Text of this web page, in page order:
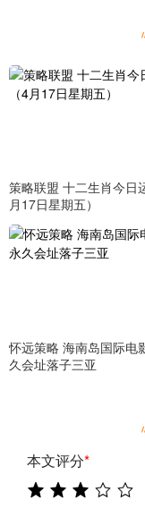
策略联盟 十二生肖今日
月17日星期五）
怀远策略 海南岛国际电
久会址落子三亚
本文评分*